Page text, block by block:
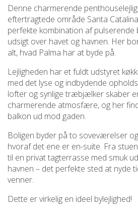
Denne charmerende
eftertragtede område Santa
perfekte kombination af pulserende
udsigt over havet og havnen. Her
alt, hvad Palma har at byde på.
Lejligheden har et fuldt udstyret
med det lyse og indbydende
lofter og synlige træbjælker skaber
charmerende atmosfære, og her
balkon ud mod gaden.
Boligen byder på to soveværelser
hvoraf det ene er en-suite. Fra
til en privat tagterrasse med smuk
havnen – det perfekte sted at nyde
venner.
Dette er virkelig en ideel bylejlighed!